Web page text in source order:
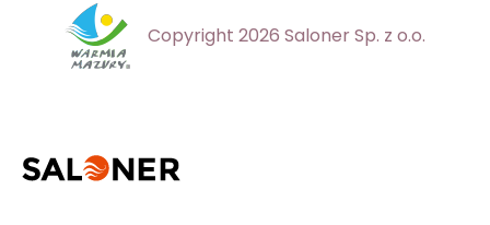
Copyright 2026 Saloner Sp. z o.o.